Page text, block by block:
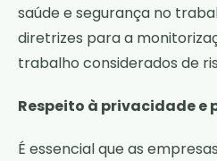
saúde e segurança no
diretrizes para a
trabalho considerados de
Respeito à privacidade e
É essencial que as